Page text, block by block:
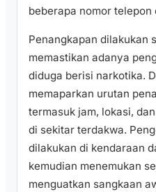
beberapa nomor
Penangkapan dilakukan
memastikan adanya
diduga berisi narkotika.
memaparkan urutan
termasuk jam, lokasi,
di sekitar terdakwa.
dilakukan di kendaraan
kemudian menemukan
menguatkan sangkaan